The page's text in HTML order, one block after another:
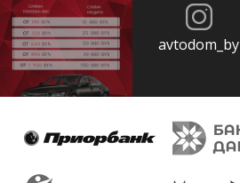
avtodom_by